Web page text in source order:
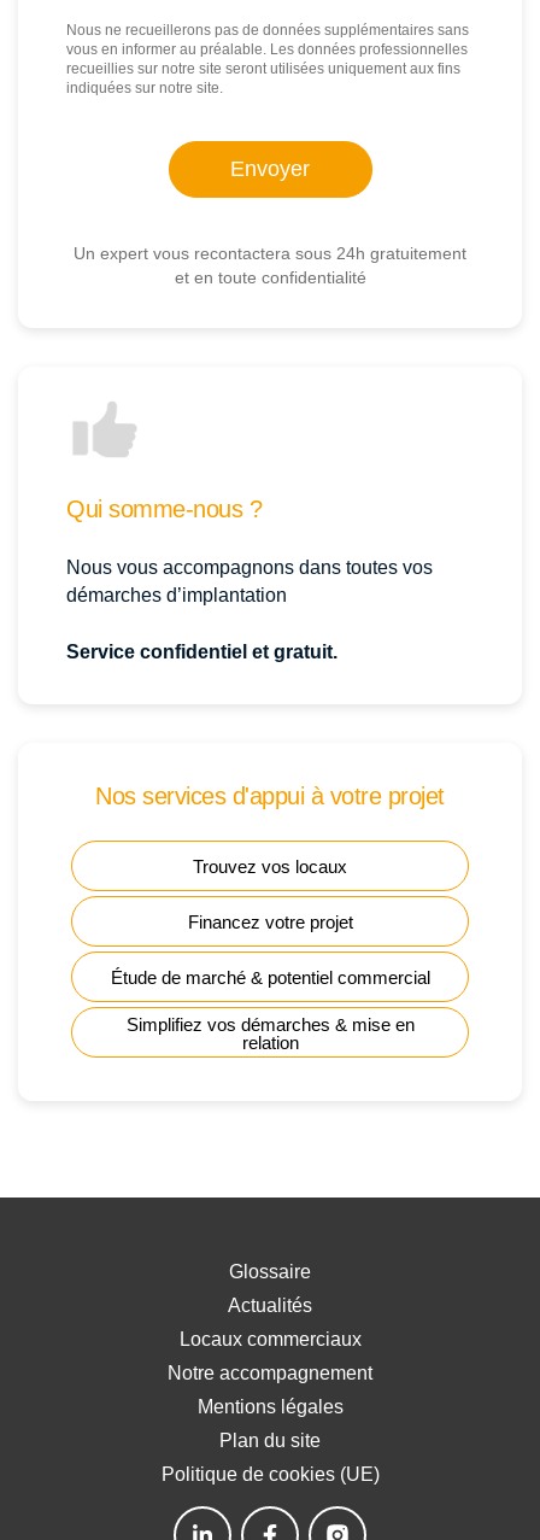
Nous ne recueillerons pas de données supplémentaires sans
vous en informer au préalable. Les données professionnelles
recueillies sur notre site seront utilisées uniquement aux fins
indiquées sur notre site.
Un expert vous recontactera sous 24h gratuitement
et en toute confidentialité
Qui somme-nous ?
Nous vous accompagnons dans toutes vos
démarches d’implantation
Service confidentiel et gratuit.
Nos services d'appui à votre projet
Trouvez vos locaux
Financez votre projet
Étude de marché & potentiel commercial
Simplifiez vos démarches & mise en
relation
Glossaire
Actualités
Locaux commerciaux
Notre accompagnement
Mentions légales
Plan du site
Politique de cookies (UE)